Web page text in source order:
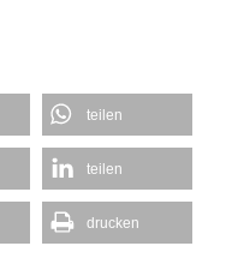
teilen
teilen
drucken